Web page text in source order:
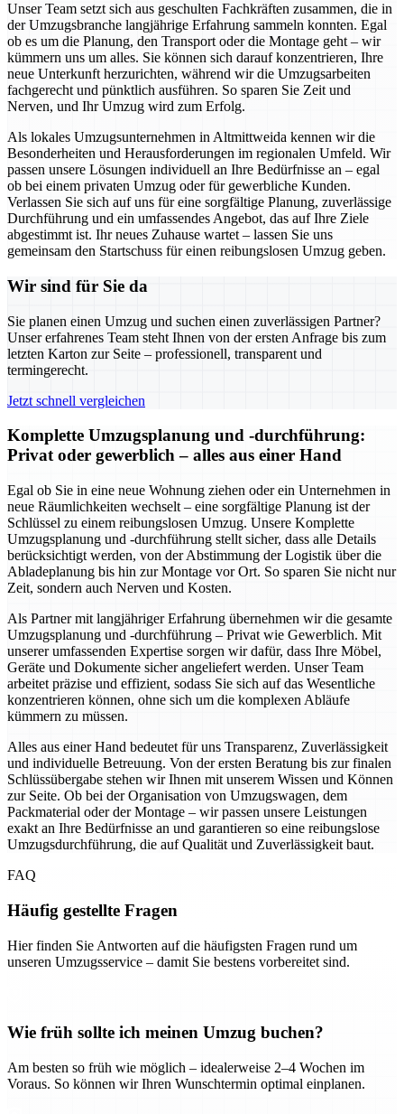
Unser Team setzt sich aus geschulten Fachkräften zusammen, die in
der Umzugsbranche langjährige Erfahrung sammeln konnten. Egal
ob es um die Planung, den Transport oder die Montage geht – wir
kümmern uns um alles. Sie können sich darauf konzentrieren, Ihre
neue Unterkunft herzurichten, während wir die Umzugsarbeiten
fachgerecht und pünktlich ausführen. So sparen Sie Zeit und
Nerven, und Ihr Umzug wird zum Erfolg.
Als lokales Umzugsunternehmen in Altmittweida kennen wir die
Besonderheiten und Herausforderungen im regionalen Umfeld. Wir
passen unsere Lösungen individuell an Ihre Bedürfnisse an – egal
ob bei einem privaten Umzug oder für gewerbliche Kunden.
Verlassen Sie sich auf uns für eine sorgfältige Planung, zuverlässige
Durchführung und ein umfassendes Angebot, das auf Ihre Ziele
abgestimmt ist. Ihr neues Zuhause wartet – lassen Sie uns
gemeinsam den Startschuss für einen reibungslosen Umzug geben.
Wir sind für Sie da
Sie planen einen Umzug und suchen einen zuverlässigen Partner?
Unser erfahrenes Team steht Ihnen von der ersten Anfrage bis zum
letzten Karton zur Seite – professionell, transparent und
termingerecht.
Jetzt schnell vergleichen
Komplette Umzugsplanung und -durchführung:
Privat oder gewerblich – alles aus einer Hand
Egal ob Sie in eine neue Wohnung ziehen oder ein Unternehmen in
neue Räumlichkeiten wechselt – eine sorgfältige Planung ist der
Schlüssel zu einem reibungslosen Umzug. Unsere Komplette
Umzugsplanung und -durchführung stellt sicher, dass alle Details
berücksichtigt werden, von der Abstimmung der Logistik über die
Abladeplanung bis hin zur Montage vor Ort. So sparen Sie nicht nur
Zeit, sondern auch Nerven und Kosten.
Als Partner mit langjähriger Erfahrung übernehmen wir die gesamte
Umzugsplanung und -durchführung – Privat wie Gewerblich. Mit
unserer umfassenden Expertise sorgen wir dafür, dass Ihre Möbel,
Geräte und Dokumente sicher angeliefert werden. Unser Team
arbeitet präzise und effizient, sodass Sie sich auf das Wesentliche
konzentrieren können, ohne sich um die komplexen Abläufe
kümmern zu müssen.
Alles aus einer Hand bedeutet für uns Transparenz, Zuverlässigkeit
und individuelle Betreuung. Von der ersten Beratung bis zur finalen
Schlüssübergabe stehen wir Ihnen mit unserem Wissen und Können
zur Seite. Ob bei der Organisation von Umzugswagen, dem
Packmaterial oder der Montage – wir passen unsere Leistungen
exakt an Ihre Bedürfnisse an und garantieren so eine reibungslose
Umzugsdurchführung, die auf Qualität und Zuverlässigkeit baut.
FAQ
Häufig gestellte Fragen
Hier finden Sie Antworten auf die häufigsten Fragen rund um
unseren Umzugsservice – damit Sie bestens vorbereitet sind.
Wie früh sollte ich meinen Umzug buchen?
Am besten so früh wie möglich – idealerweise 2–4 Wochen im
Voraus. So können wir Ihren Wunschtermin optimal einplanen.